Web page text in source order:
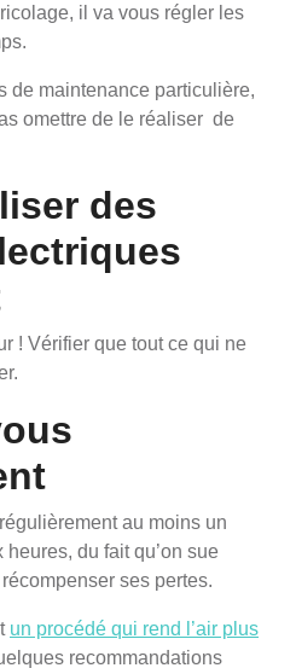
il va vous régler les
de maintenance particulière,
omettre de le réaliser de
des
! Vérifier que tout ce qui ne
au moins un
du fait qu’on sue
ses pertes.
un procédé qui rend l’air plus
recommandations